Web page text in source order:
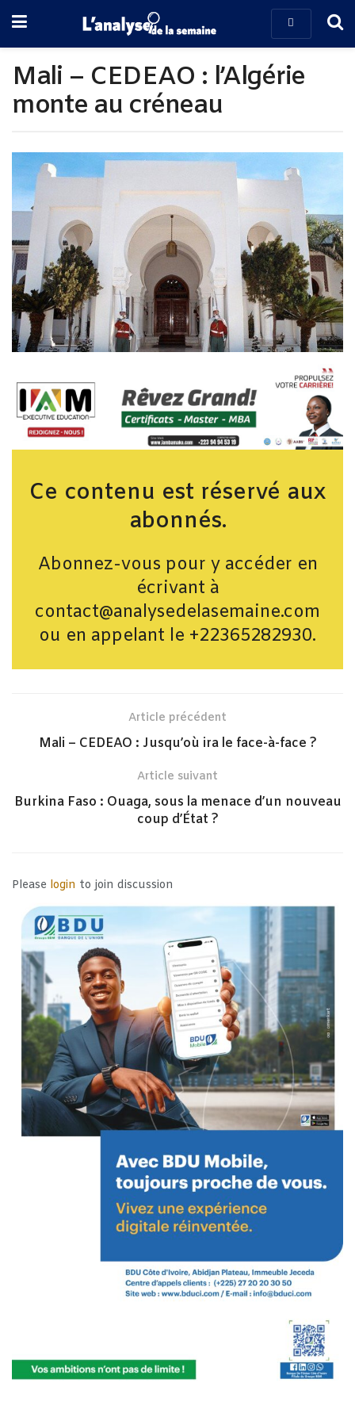
Mali – CEDEAO : l’Algérie
monte au créneau
Ce contenu est réservé aux
abonnés.
Abonnez-vous pour y accéder en
écrivant à
contact@analysedelasemaine.com
ou en appelant le +22365282930.
Article précédent
Mali – CEDEAO : Jusqu’où ira le face-à-face ?
Article suivant
Burkina Faso : Ouaga, sous la menace d’un nouveau
coup d’État ?
Please login to join discussion